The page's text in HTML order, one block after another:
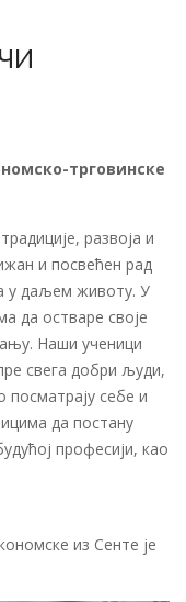
трговинске
развоја и
и посвећен рад
у даљем животу. У
да остваре своје
Наши ученици
свега добри људи,
посматрају себе и
да постану
професији, као
из Сенте је